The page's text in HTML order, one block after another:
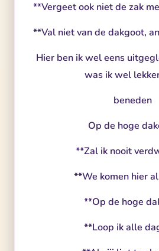
**Vergeet ook niet de zak
**Val niet van de dakgoot,
Hier ben ik wel eens
was ik wel
beneden
Op de hoge
**Zal ik nooit
**We komen hier
**Op de hoge
**Loop ik alle